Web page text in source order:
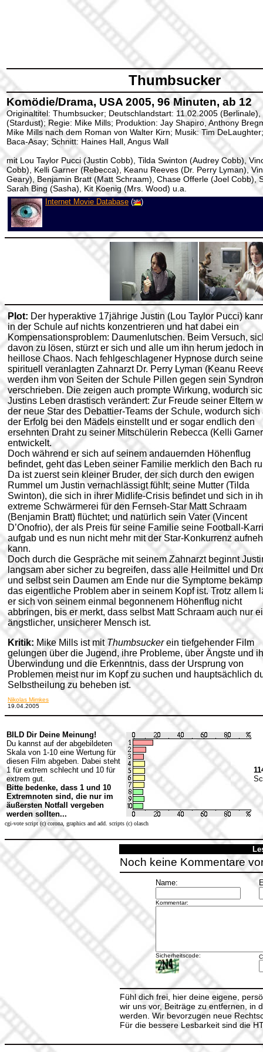
Thumbsucker
Komödie/Drama, USA 2005, 96 Minuten, ab 12
Originaltitel: Thumbsucker; Deutschlandstart: 11.02.2005
(Stardust); Regie: Mike Mills; Produktion: Jay Shapiro, Anthony
Mike Mills nach dem Roman von Walter Kirn; Musik: Tim
Baca-Asay; Schnitt: Haines Hall, Angus Wall
mit Lou Taylor Pucci (Justin Cobb), Tilda Swinton (Audrey Cobb),
Cobb), Kelli Garner (Rebecca), Keanu Reeves (Dr. Perry Lyman),
Geary), Benjamin Bratt (Matt Schraam), Chase Offerle (Joel Cobb),
Sarah Bing (Sasha), Kit Koenig (Mrs. Wood) u.a.
Internet Movie Database ( )
Plot: Der hyperaktive 17jährige Justin (Lou Taylor Pucci)
in der Schule auf nichts konzentrieren und hat dabei ein
Kompensationsproblem: Daumenlutschen. Beim Versuch,
davon zu lösen, stürzt er sich und alle um ihn herum jedoch
heillose Chaos. Nach fehlgeschlagener Hypnose durch
spirituell veranlagten Zahnarzt Dr. Perry Lyman (Keanu
werden ihm von Seiten der Schule Pillen gegen sein
verschrieben. Die zeigen auch prompte Wirkung, wodurch
Justins Leben drastisch verändert: Zur Freude seiner Eltern
der neue Star des Debattier-Teams der Schule, wodurch sich
der Erfolg bei den Mädels einstellt und er sogar endlich den
ersehnten Draht zu seiner Mitschülerin Rebecca (Kelli
entwickelt.
Doch während er sich auf seinem andauernden Höhenflug
befindet, geht das Leben seiner Familie merklich den Bach
Da ist zuerst sein kleiner Bruder, der sich durch den ewigen
Rummel um Justin vernachlässigt fühlt; seine Mutter (Tilda
Swinton), die sich in ihrer Midlife-Crisis befindet und sich in
extreme Schwärmerei für den Fernseh-Star Matt Schraam
(Benjamin Bratt) flüchtet; und natürlich sein Vater (Vincent
D’Onofrio), der als Preis für seine Familie seine Football-
aufgab und es nun nicht mehr mit der Star-Konkurrenz
kann.
Doch durch die Gespräche mit seinem Zahnarzt beginnt
langsam aber sicher zu begreifen, dass alle Heilmittel und
und selbst sein Daumen am Ende nur die Symptome
das eigentliche Problem aber in seinem Kopf ist. Trotz allem
er sich von seinem einmal begonnenem Höhenflug nicht
abbringen, bis er merkt, dass selbst Matt Schraam auch nur
ängstlicher, unsicherer Mensch ist.
Kritik: Mike Mills ist mit Thumbsuckerein tiefgehender Film
gelungen über die Jugend, ihre Probleme, über Ängste und
Überwindung und die Erkenntnis, dass der Ursprung von
Problemen meist nur im Kopf zu suchen und hauptsächlich
Selbstheilung zu beheben ist.
Nikolas Mimkes
19.04.2005
BILD Dir Deine Meinung!
Du kannst auf der abgebildeten
Skala von 1-10 eine Wertung für
diesen Film abgeben. Dabei steht
1 für extrem schlecht und 10 für
extrem gut.
Bitte bedenke, dass 1 und 10
Extremnoten sind, die nur im
äußersten Notfall vergeben
werden sollten...
cgi-vote script (c) corona, graphics and add. scripts (c) olasch
Noch keine Kommentare
Name:
Kommentar:
Sicherheitscode:
Fühl dich frei, hier deine eigene,
wir uns vor, Beiträge zu entfernen, in
werden. Wir bevorzugen neue
Für die bessere Lesbarkeit sind die